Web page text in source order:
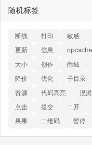
随机标签
断线 打印 敏感
更新
信息 opcache
大小
创作 商城
降价
优化 子目录
资源
代码高亮 混淆
点击
提交 二开
果果
二维码 暂停